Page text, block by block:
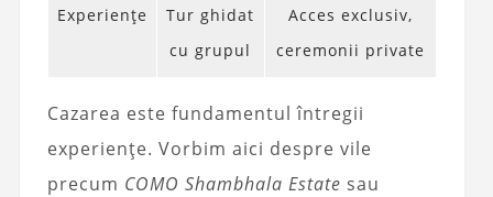
Experiențe
Tur ghidat
cu grupul
Acces exclusiv,
ceremonii private
Cazarea este fundamentul întregii
experiențe. Vorbim aici despre vile
precum COMO Shambhala Estate sau